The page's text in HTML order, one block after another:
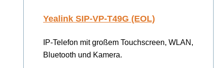
Yealink SIP-VP-T49G (EOL)
IP-Telefon mit großem Touchscreen, WLAN,
Bluetooth und Kamera.